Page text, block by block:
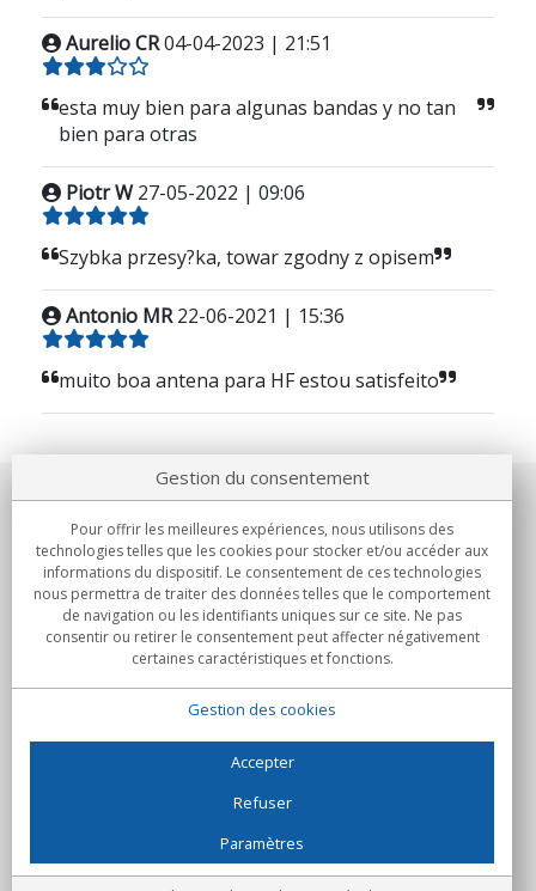
Aurelio CR04-04-2023 | 21:51
esta muy bien para algunas bandas y no tan
bien para otras
Piotr W 27-05-2022 | 09:06
Szybka przesy?ka, towar zgodny z opisem
Antonio MR 22-06-2021 | 15:36
muito boa antena para HF estou satisfeito
Notre société
Engagements
Achats
C/Flassaders, 13, Nave 6, 08130 Santa Perpètua de Mogoda
(Barcelone) - Espagne
Gestion du consentement
Pour offrir les meilleures expériences, nous utilisons des
technologies telles que les cookies pour stocker et/ou accéder aux
informations du dispositif. Le consentement de ces technologies
nous permettra de traiter des données telles que le comportement
de navigation ou les identifiants uniques sur ce site. Ne pas
consentir ou retirer le consentement peut affecter négativement
certaines caractéristiques et fonctions.
Gestion des cookies
Accepter
Refuser
Paramètres